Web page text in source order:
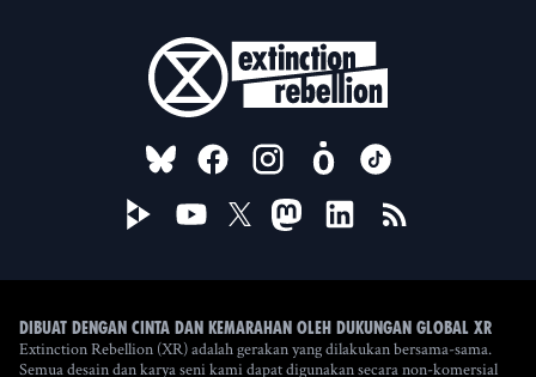
FOLLOW US ON
Dibuat dengan cinta dan kemarahan oleh Dukungan Global XR
Extinction Rebellion (XR) adalah gerakan yang dilakukan bersama-sama.
Semua desain dan karya seni kami dapat digunakan secara non-komersial